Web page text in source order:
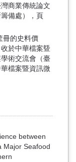
商業傳統論文
備處），頁
冊的史料價
於中華檔案曁
術交流會（臺
檔案暨資訊微
between
Major Seafood